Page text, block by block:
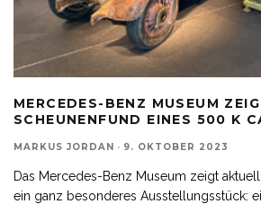
MERCEDES-BENZ MUSEUM
SCHEUNENFUND EINES 500 K
MARKUS JORDAN · 9. OKTOBER 2023
Das Mercedes-Benz Museum zeigt
ein ganz besonderes Ausstellungsstück: